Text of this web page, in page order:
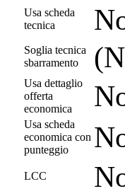
Usa scheda
tecnica
Soglia tecnica
sbarramento
Usa dettaglio
offerta
economica
Usa scheda
economica con
punteggio
LCC